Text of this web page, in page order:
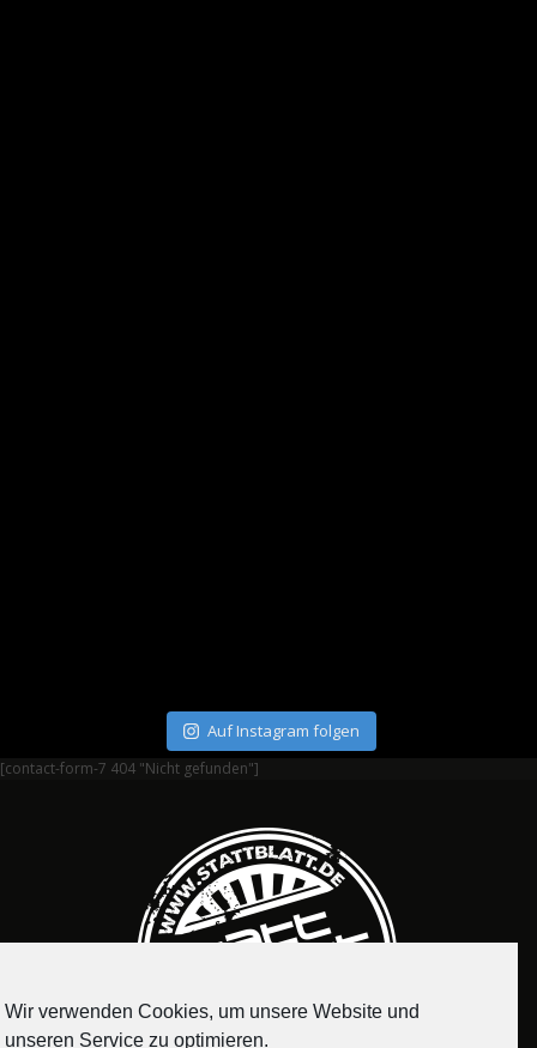
Auf Instagram folgen
[contact-form-7 404 "Nicht gefunden"]
Wir verwenden Cookies, um unsere Website und
unseren Service zu optimieren.